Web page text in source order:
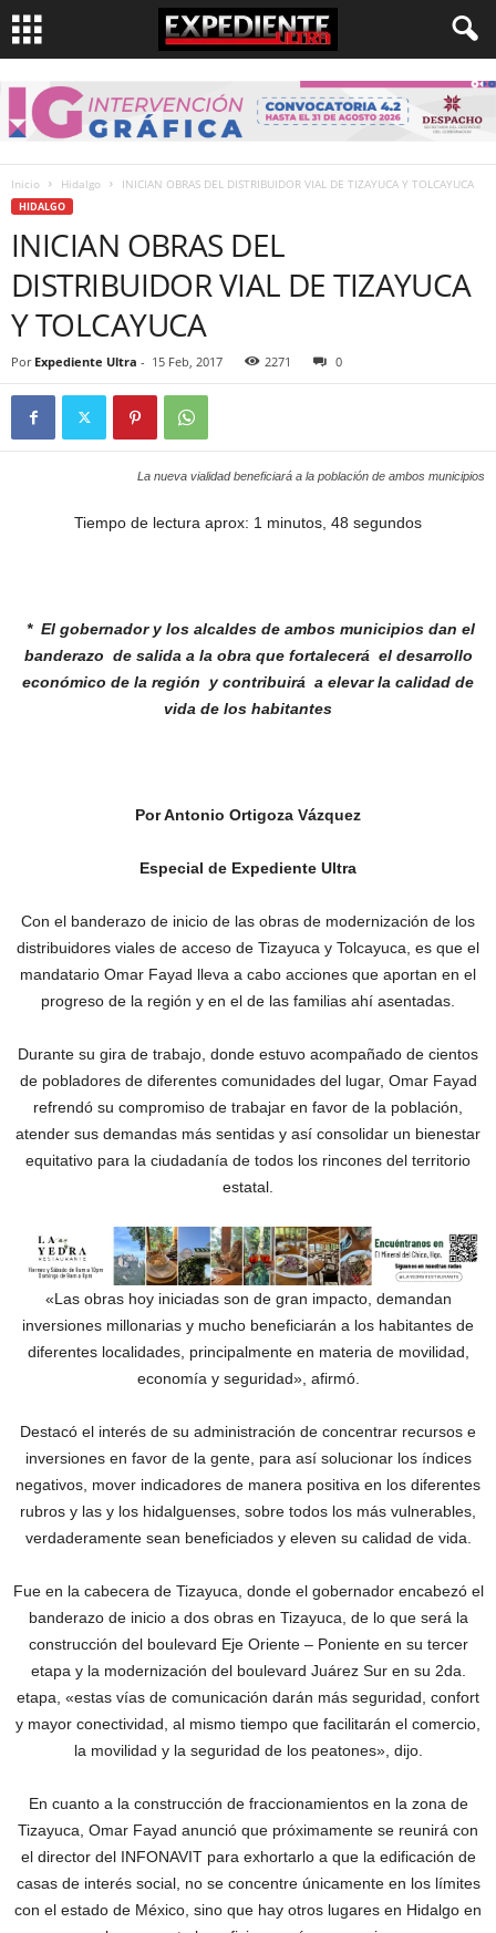
Inicio Hidalgo INICIAN OBRAS DEL DISTRIBUIDOR VIAL DE TIZAYUCA Y TOLCAYUCA
HIDALGO
INICIAN OBRAS DEL
DISTRIBUIDOR VIAL DE TIZAYUCA
Y TOLCAYUCA
Por Expediente Ultra - 15 Feb, 2017 2271 0
La nueva vialidad beneficiará a la población de ambos municipios
Tiempo de lectura aprox: 1 minutos, 48 segundos
* El gobernador y los alcaldes de ambos municipios dan el
banderazo de salida a la obra que fortalecerá el desarrollo
económico de la región y contribuirá a elevar la calidad de
vida de los habitantes
Por Antonio Ortigoza Vázquez
Especial de Expediente Ultra
Con el banderazo de inicio de las obras de modernización de los
distribuidores viales de acceso de Tizayuca y Tolcayuca, es que el
mandatario Omar Fayad lleva a cabo acciones que aportan en el
progreso de la región y en el de las familias ahí asentadas.
Durante su gira de trabajo, donde estuvo acompañado de cientos
de pobladores de diferentes comunidades del lugar, Omar Fayad
refrendó su compromiso de trabajar en favor de la población,
atender sus demandas más sentidas y así consolidar un bienestar
equitativo para la ciudadanía de todos los rincones del territorio
estatal.
«Las obras hoy iniciadas son de gran impacto, demandan
inversiones millonarias y mucho beneficiarán a los habitantes de
diferentes localidades, principalmente en materia de movilidad,
economía y seguridad», afirmó.
Destacó el interés de su administración de concentrar recursos e
inversiones en favor de la gente, para así solucionar los índices
negativos, mover indicadores de manera positiva en los diferentes
rubros y las y los hidalguenses, sobre todos los más vulnerables,
verdaderamente sean beneficiados y eleven su calidad de vida.
Fue en la cabecera de Tizayuca, donde el gobernador encabezó el
banderazo de inicio a dos obras en Tizayuca, de lo que será la
construcción del boulevard Eje Oriente – Poniente en su tercer
etapa y la modernización del boulevard Juárez Sur en su 2da.
etapa, «estas vías de comunicación darán más seguridad, confort
y mayor conectividad, al mismo tiempo que facilitarán el comercio,
la movilidad y la seguridad de los peatones», dijo.
En cuanto a la construcción de fraccionamientos en la zona de
Tizayuca, Omar Fayad anunció que próximamente se reunirá con
el director del INFONAVIT para exhortarlo a que la edificación de
casas de interés social, no se concentre únicamente en los límites
con el estado de México, sino que hay otros lugares en Hidalgo en